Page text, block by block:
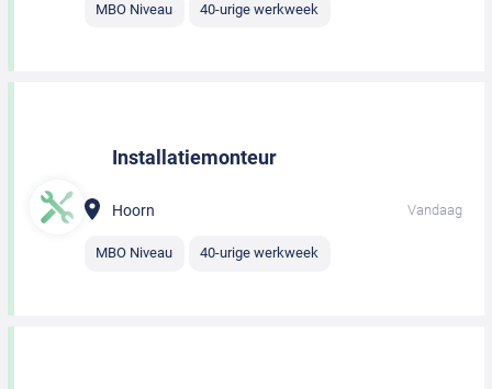
MBO Niveau 40-urige werkweek
Installatiemonteur
Hoorn Vandaag
MBO Niveau 40-urige werkweek